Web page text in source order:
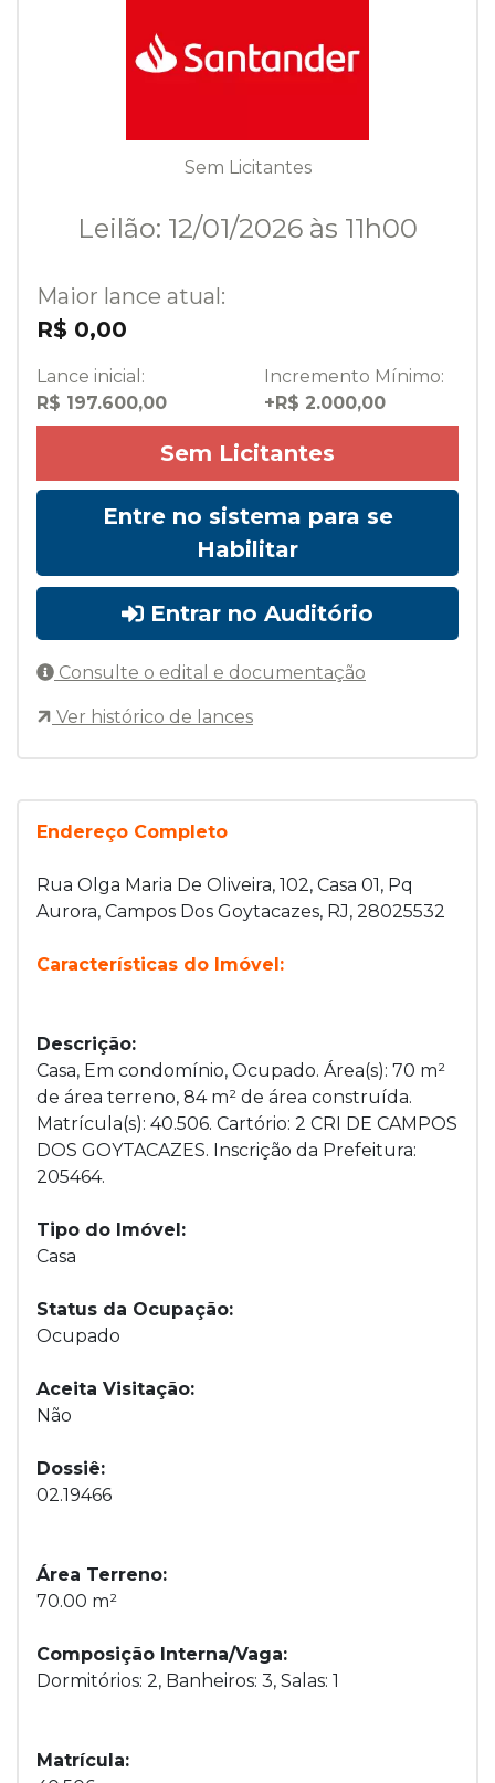
Endereço Completo
Rua Olga Maria De Oliveira, 102, Casa 01, Pq
Aurora, Campos Dos Goytacazes, RJ, 28025532
Características do Imóvel:
Descrição:
Casa, Em condomínio, Ocupado. Área(s): 70 m²
de área terreno, 84 m² de área construída.
Matrícula(s): 40.506. Cartório: 2 CRI DE CAMPOS
DOS GOYTACAZES. Inscrição da Prefeitura:
205464.
Tipo do Imóvel:
Casa
Status da Ocupação:
Ocupado
Aceita Visitação:
Não
Dossiê:
02.19466
Área Terreno:
70.00 m²
Composição Interna/Vaga:
Dormitórios: 2, Banheiros: 3, Salas: 1
Matrícula:
Sem Licitantes
Leilão: 12/01/2026 às 11h00
Maior lance atual:
R$ 0,00
Lance inicial:
R$ 197.600,00
Incremento Mínimo:
+R$ 2.000,00
Sem Licitantes
Entre no sistema para se
Habilitar
Entrar no Auditório
Consulte o edital e documentação
Ver histórico de lances